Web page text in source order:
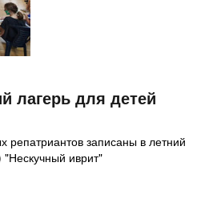
лагерь для детей
репатриантов записаны в летний
"Нескучный иврит"